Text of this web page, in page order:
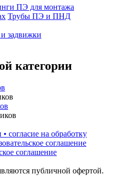
ПЭ для монтажа
Трубы ПЭ и ПНД
задвижки
категории
согласие на обработку
соглашение
соглашение
публичной офертой.